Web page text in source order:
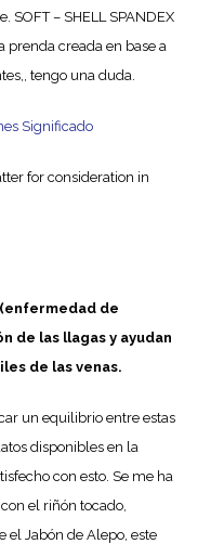
– SHELL SPANDEX
prenda creada en base a
tengo una duda.
Significado
for consideration in
de
de las llagas y ayudan
de las venas.
un equilibrio entre estas
disponibles en la
con esto. Se me ha
el riñón tocado,
el Jabón de Alepo, este